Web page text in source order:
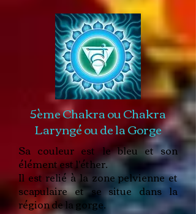
5ème Chakra ou Chakra
Laryngé ou de la Gorge
Sa couleur est le bleu et son
élément est l'éther.
Il est relié à la zone pelvienne et
scapulaire et se situe dans la
région de la gorge.